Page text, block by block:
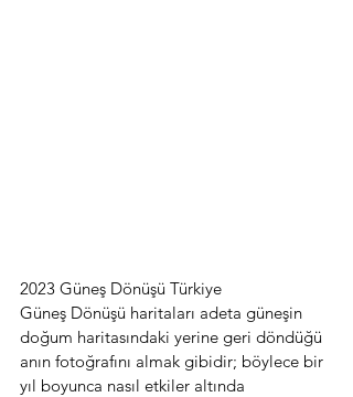
2023 Güneş Dönüşü Türkiye
Güneş Dönüşü haritaları adeta güneşin
doğum haritasındaki yerine geri döndüğü
anın fotoğrafını almak gibidir; böylece bir
yıl boyunca nasıl etkiler altında